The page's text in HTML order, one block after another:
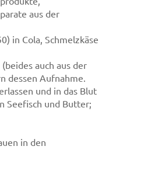
aus der
in Cola, Schmelzkäse
auch aus der
dessen Aufnahme.
und in das Blut
Seefisch und Butter;
in den